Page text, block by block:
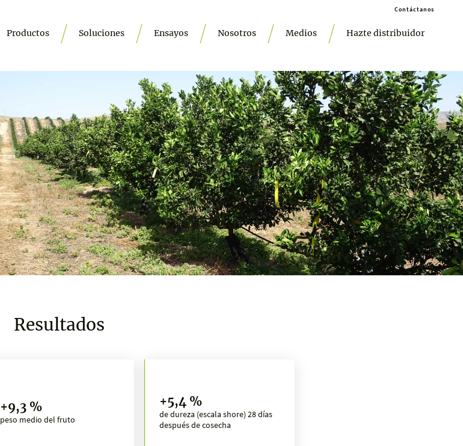
Contáctanos
Productos Soluciones Ensayos Nosotros Medios Hazte distribuidor
Resultados
+9,3 %
peso medio del fruto
+5,4 %
de dureza (escala shore) 28 días
después de cosecha